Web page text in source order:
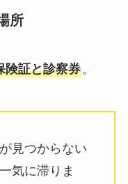
所
険証と診察券。
見つからない
気に滞りま